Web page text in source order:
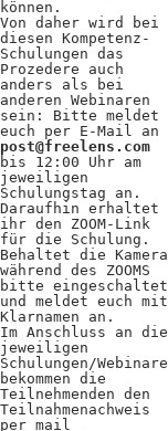
können.
Von daher wird bei
diesen Kompetenz-
Schulungen das
Prozedere auch
anders als bei
anderen Webinaren
sein: Bitte meldet
euch per E-Mail an
post@freelens.com
bis 12:00 Uhr am
jeweiligen
Schulungstag an.
Daraufhin erhaltet
ihr den ZOOM-Link
für die Schulung.
Behaltet die Kamera
während des ZOOMS
bitte eingeschaltet
und meldet euch mit
Klarnamen an.
Im Anschluss an die
jeweiligen
Schulungen/Webinare
bekommen die
Teilnehmenden den
Teilnahmenachweis
per mail